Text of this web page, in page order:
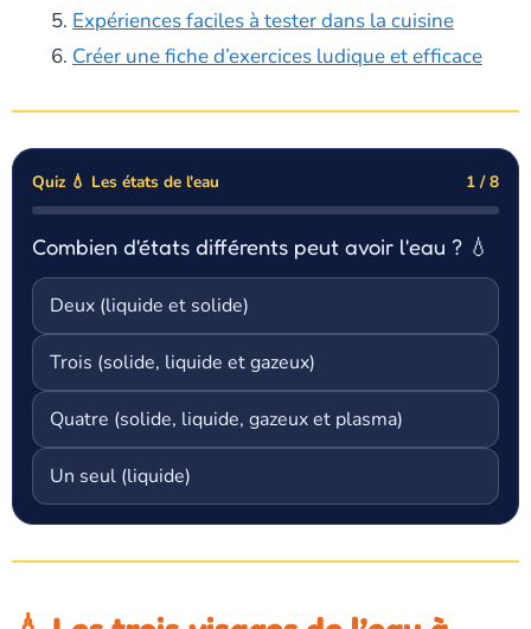
Expériences faciles à tester dans la cuisine
Créer une fiche d’exercices ludique et efficace
Quiz 💧 Les états de l'eau 1 / 8
Combien d'états différents peut avoir l'eau ? 💧
Deux (liquide et solide)
Trois (solide, liquide et gazeux)
Quatre (solide, liquide, gazeux et plasma)
Un seul (liquide)